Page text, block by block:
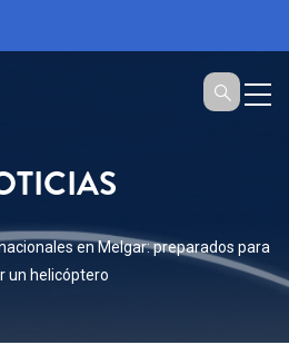
en Melgar: preparados para
un helicóptero